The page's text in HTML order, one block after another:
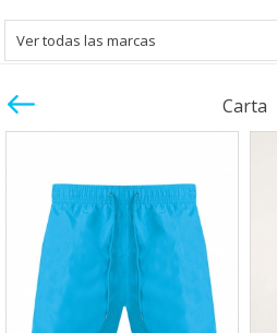
Ver todas las marcas
Carta